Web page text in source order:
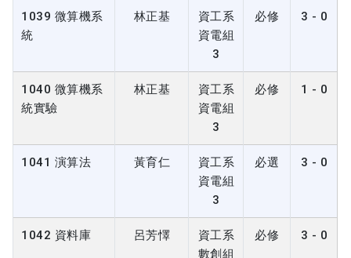
1039 微算機系
統
林正基
資工系
資電組
3
必修 3 - 0
1040 微算機系
統實驗
林正基
資工系
資電組
3
必修 1 - 0
1041 演算法 黃育仁
資工系
資電組
3
必選 3 - 0
1042 資料庫 呂芳懌
資工系
數創組
必修 3 - 0